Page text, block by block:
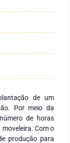
de um
Por meio da
de horas
Com o
produção para